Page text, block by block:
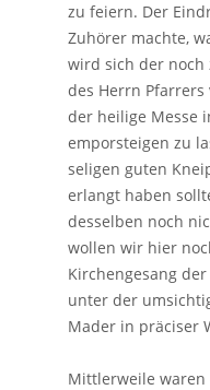
zu feiern. Der
Zuhörer machte,
wird sich der noch
des Herrn
der heilige Messe
emporsteigen zu
seligen guten
erlangt haben
desselben noch
wollen wir hier
Kirchengesang
unter der
Mader in präciser
Mittlerweile